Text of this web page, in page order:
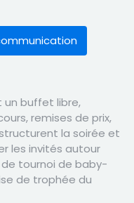
un buffet libre,
remises de prix,
la soirée et
les invités autour
tournoi de baby-
de trophée du